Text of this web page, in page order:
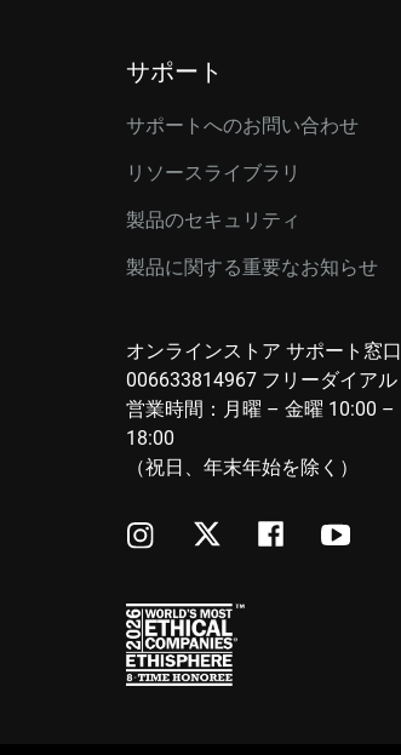
サポート
サポートへのお問い合わせ
リソースライブラリ
製品のセキュリティ
製品に関する重要なお知らせ
オンラインストア サポート窓口
006633814967 フリーダイアル
営業時間：月曜 – 金曜 10:00 –
18:00
（祝日、年末年始を除く）